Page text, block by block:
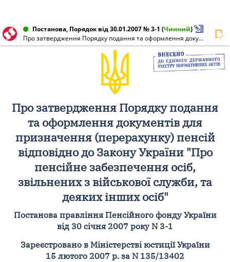
Постанова, Порядок від 30.01.2007 № 3-1 (Чинний)
Про затвердження Порядку подання та оформлення документів для призначення (перерахунку) пенсій відповідно до Закону України "Про пенсійне забезпечення осіб, звільнених з військової служби, та деяких інших осіб"